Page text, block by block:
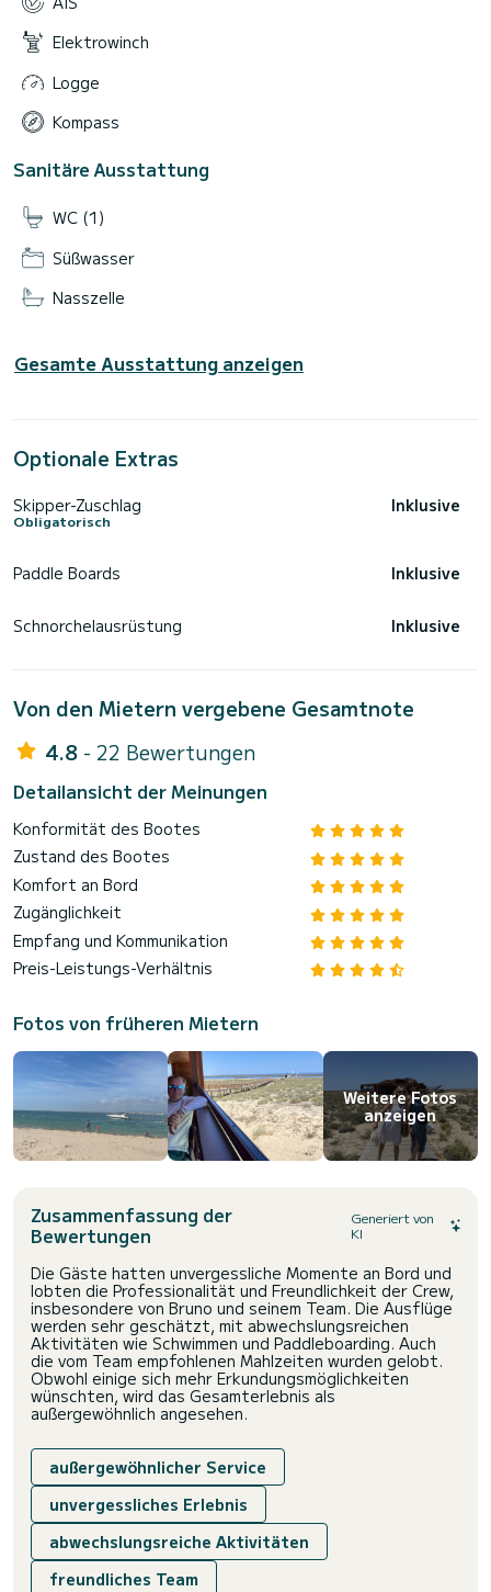
Elektrowinch
Logge
Kompass
Sanitäre Ausstattung
WC (1)
Süßwasser
Nasszelle
Gesamte Ausstattung anzeigen
Optionale Extras
Skipper-Zuschlag
Obligatorisch
Inklusive
Paddle Boards Inklusive
Schnorchelausrüstung Inklusive
Von den Mietern vergebene Gesamtnote
4.8 - 22 Bewertungen
Detailansicht der Meinungen
Konformität des Bootes
Zustand des Bootes
Komfort an Bord
Zugänglichkeit
Empfang und Kommunikation
Preis-Leistungs-Verhältnis
Fotos von früheren Mietern
Weitere Fotos
anzeigen
Zusammenfassung der
Bewertungen
Generiert von
KI
Die Gäste hatten unvergessliche Momente an Bord und
lobten die Professionalität und Freundlichkeit der Crew,
insbesondere von Bruno und seinem Team. Die Ausflüge
werden sehr geschätzt, mit abwechslungsreichen
Aktivitäten wie Schwimmen und Paddleboarding. Auch
die vom Team empfohlenen Mahlzeiten wurden gelobt.
Obwohl einige sich mehr Erkundungsmöglichkeiten
wünschten, wird das Gesamterlebnis als
außergewöhnlich angesehen.
außergewöhnlicher Service
unvergessliches Erlebnis
abwechslungsreiche Aktivitäten
freundliches Team